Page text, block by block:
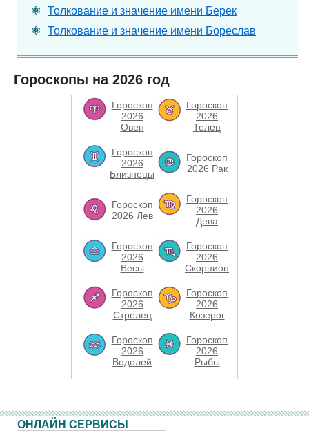
Толкование и значение имени Берек
Толкование и значение имени Бореслав
Гороскопы на 2026 год
Гороскоп
2026
Овен
Гороскоп
2026
Телец
Гороскоп
2026
Близнецы
Гороскоп
2026 Рак
Гороскоп
2026 Лев
Гороскоп
2026
Дева
Гороскоп
2026
Весы
Гороскоп
2026
Скорпион
Гороскоп
2026
Стрелец
Гороскоп
2026
Козерог
Гороскоп
2026
Водолей
Гороскоп
2026
Рыбы
ОНЛАЙН СЕРВИСЫ